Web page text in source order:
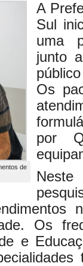
de
A
Sul
uma
junto
Os
por
Os
e